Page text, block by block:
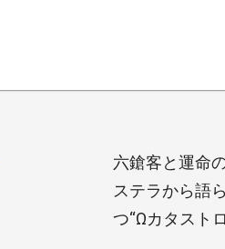
六鎗客と運命
ステラから語
つ“Ωカタスト